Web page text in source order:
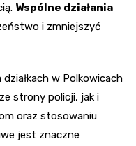
Wspólne działania
i zmniejszyć
w Polkowicach
strony policji, jak i
oraz stosowaniu
jest znaczne